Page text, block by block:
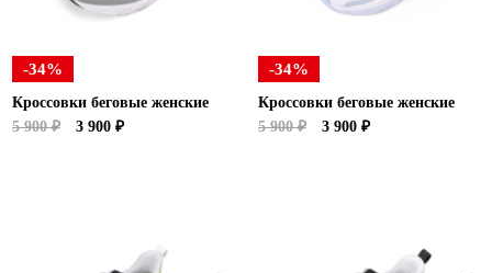
Челябинская область (2)
Ямало-Ненецкий автономный округ (1)
Ярославская область (1)
-34%
Кроссовки беговые женские
5 900 ₽
3 900 ₽
-34%
Кроссовки беговые женские
5 900 ₽
3 900 ₽